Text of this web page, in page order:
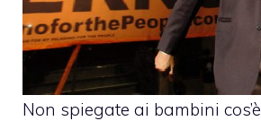
Non spiegate ai bambini cos’è